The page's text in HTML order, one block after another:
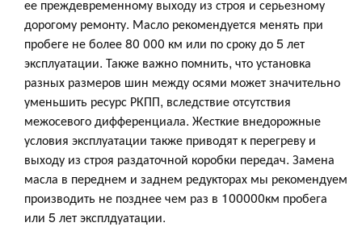
ее преждевременному выходу из строя и серьезному
дорогому ремонту. Масло рекомендуется менять при
пробеге не более 80 000 км или по сроку до 5 лет
эксплуатации. Также важно помнить, что установка
разных размеров шин между осями может значительно
уменьшить ресурс РКПП, вследствие отсутствия
межосевого дифференциала. Жесткие внедорожные
условия эксплуатации также приводят к перегреву и
выходу из строя раздаточной коробки передач. Замена
масла в переднем и заднем редукторах мы рекомендуем
производить не позднее чем раз в 100000км пробега
или 5 лет эксплдуатации.